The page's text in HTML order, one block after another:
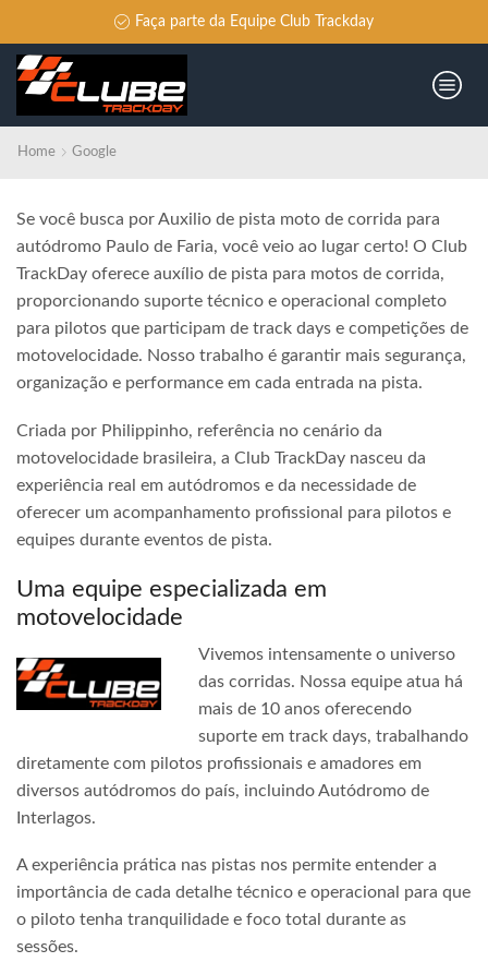
Faça parte da Equipe Club Trackday
Home Google
Se você busca por Auxilio de pista moto de corrida para
autódromo Paulo de Faria, você veio ao lugar certo! O Club
TrackDay oferece auxílio de pista para motos de corrida,
proporcionando suporte técnico e operacional completo
para pilotos que participam de track days e competições de
motovelocidade. Nosso trabalho é garantir mais segurança,
organização e performance em cada entrada na pista.
Criada por Philippinho, referência no cenário da
motovelocidade brasileira, a Club TrackDay nasceu da
experiência real em autódromos e da necessidade de
oferecer um acompanhamento profissional para pilotos e
equipes durante eventos de pista.
Uma equipe especializada em
motovelocidade
Vivemos intensamente o universo
das corridas. Nossa equipe atua há
mais de 10 anos oferecendo
suporte em track days, trabalhando
diretamente com pilotos profissionais e amadores em
diversos autódromos do país, incluindo Autódromo de
Interlagos.
A experiência prática nas pistas nos permite entender a
importância de cada detalhe técnico e operacional para que
o piloto tenha tranquilidade e foco total durante as
sessões.